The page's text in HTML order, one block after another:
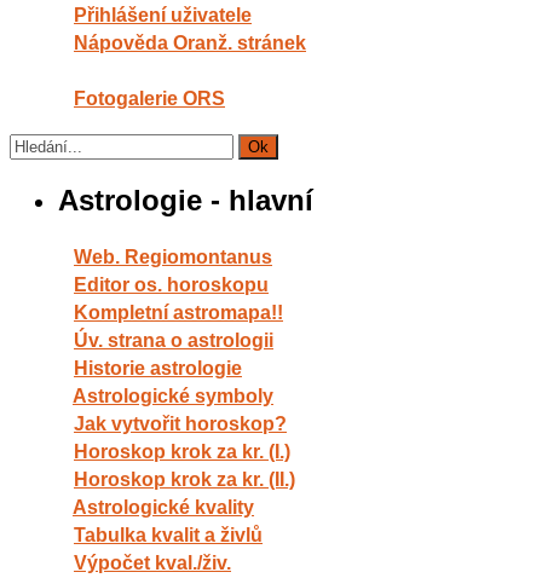
Přihlášení uživatele
Nápověda Oranž. stránek
Fotogalerie ORS
Astrologie - hlavní
Web. Regiomontanus
Editor os. horoskopu
Kompletní astromapa!!
Úv. strana o astrologii
Historie astrologie
Astrologické symboly
Jak vytvořit horoskop?
Horoskop krok za kr. (I.)
Horoskop krok za kr. (II.)
Astrologické kvality
Tabulka kvalit a živlů
Výpočet kval./živ.